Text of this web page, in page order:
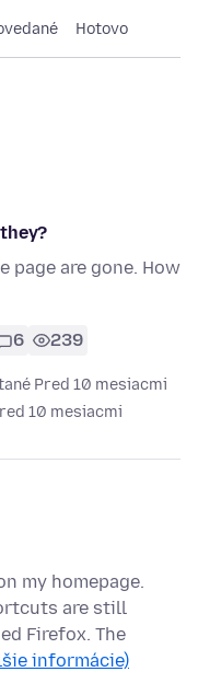
Hotovo
page are gone. How
6 239
Pred 10 mesiacmi
10 mesiacmi
my homepage.
are still
Firefox. The
informácie)